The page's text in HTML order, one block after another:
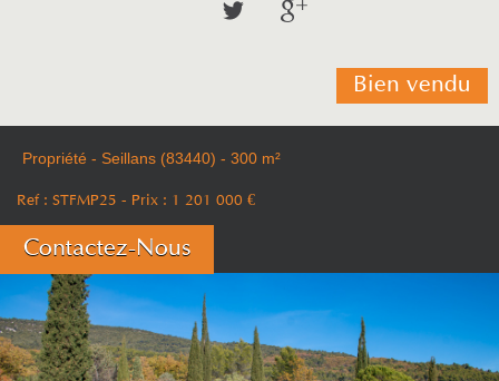
Bien vendu
Propriété - Seillans (83440) - 300 m²
Contactez-Nous
Ref : STFMP25 - Prix : 1 201 000 €